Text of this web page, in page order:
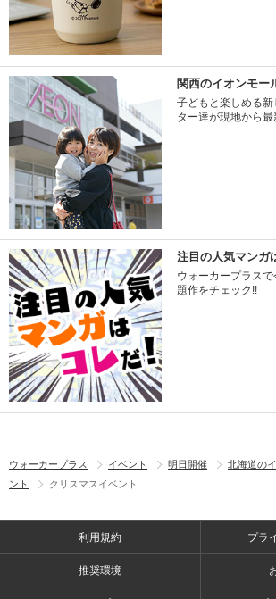
関西のイオンモー
子どもと楽しめる
ター達が現地から最
注目の人気マンガ
ウォーカープラス
題作をチェック!!
ウォーカープラス イベント 明日開催 北海道の
ント
クリスマスイベント
利用規約 プラ
推奨環境